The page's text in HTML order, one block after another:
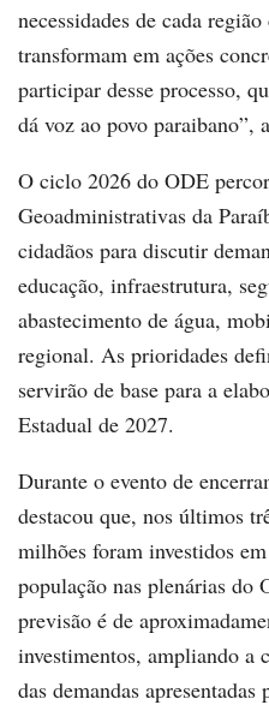
necessidades de cada
transformam em ações
participar desse processo,
dá voz ao povo paraibano”,
O ciclo 2026 do ODE
Geoadministrativas da
cidadãos para discutir
educação, infraestrutura,
abastecimento de água,
regional. As prioridades
servirão de base para a
Estadual de 2027.
Durante o evento de
destacou que, nos últimos
milhões foram investidos
população nas plenárias do
previsão é de
investimentos, ampliando a
das demandas apresentadas